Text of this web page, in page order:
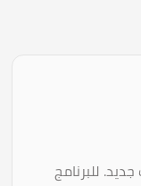
للبرنامج